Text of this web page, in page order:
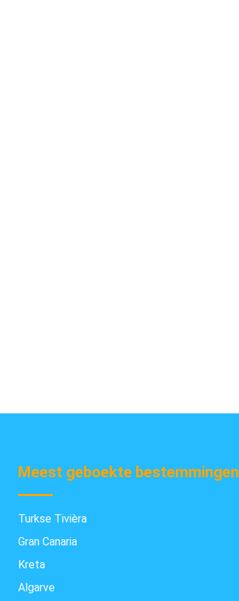
Meest geboekte bestemmingen
Turkse Tivièra
Gran Canaria
Kreta
Algarve